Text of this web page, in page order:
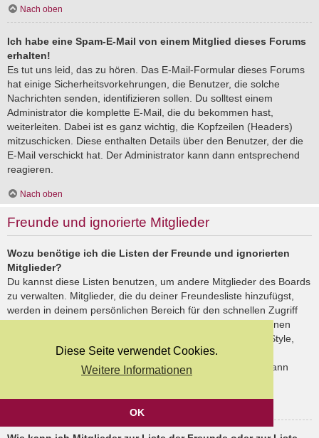
Diese Seite verwendet Cookies.
Weitere Informationen
OK
Nach oben
Ich habe eine Spam-E-Mail von einem Mitglied dieses Forums
erhalten!
Es tut uns leid, das zu hören. Das E-Mail-Formular dieses Forums
hat einige Sicherheitsvorkehrungen, die Benutzer, die solche
Nachrichten senden, identifizieren sollen. Du solltest einem
Administrator die komplette E-Mail, die du bekommen hast,
weiterleiten. Dabei ist es ganz wichtig, die Kopfzeilen (Headers)
mitzuschicken. Diese enthalten Details über den Benutzer, der die
E-Mail verschickt hat. Der Administrator kann dann entsprechend
reagieren.
Nach oben
Freunde und ignorierte Mitglieder
Wozu benötige ich die Listen der Freunde und ignorierten
Mitglieder?
Du kannst diese Listen benutzen, um andere Mitglieder des Boards
zu verwalten. Mitglieder, die du deiner Freundesliste hinzufügst,
werden in deinem persönlichen Bereich für den schnellen Zugriff
aufgelistet. Du siehst dort deren Onlinestatus und kannst ihnen
schnell eine Private Nachricht senden. Abhängig von dem Style,
den du verwendest, können Beiträge deiner Freunde auch
hervorgehoben sein. Wenn du einen Benutzer ignorierst, dann